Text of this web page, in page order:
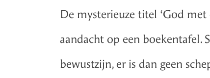
De mysterieuze titel ‘God
aandacht op een boekentafel.
bewustzijn, er is dan geen